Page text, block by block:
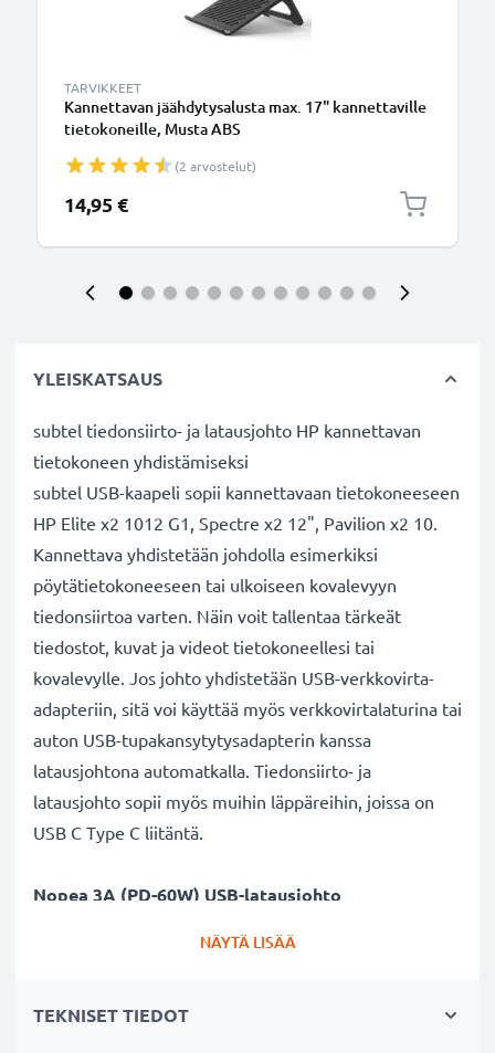
TARVIKKEET
Kannettavan jäähdytysalusta max. 17" kannettaville
tietokoneille, Musta ABS
(2 arvostelut)
14,95 €
YLEISKATSAUS
subtel tiedonsiirto- ja latausjohto HP kannettavan
tietokoneen yhdistämiseksi
subtel USB-kaapeli sopii kannettavaan tietokoneeseen
HP Elite x2 1012 G1, Spectre x2 12", Pavilion x2 10.
Kannettava yhdistetään johdolla esimerkiksi
pöytätietokoneeseen tai ulkoiseen kovalevyyn
tiedonsiirtoa varten. Näin voit tallentaa tärkeät
tiedostot, kuvat ja videot tietokoneellesi tai
kovalevylle. Jos johto yhdistetään USB-verkkovirta-
adapteriin, sitä voi käyttää myös verkkovirtalaturina tai
auton USB-tupakansytytysadapterin kanssa
latausjohtona automatkalla. Tiedonsiirto- ja
latausjohto sopii myös muihin läppäreihin, joissa on
USB C Type C liitäntä.
Nopea 3A (PD-60W) USB-latausjohto
murtumattomat liitimet
NÄYTÄ LISÄÄ
TEKNISET TIEDOT